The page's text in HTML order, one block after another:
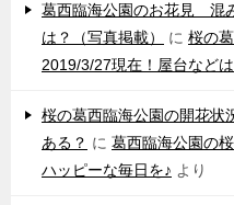
葛西臨海公園のお花見 混
は？（写真掲載）
に 桜の
2019/3/27現在！屋台など
桜の葛西臨海公園の開花状
ある？ に 葛西臨海公園の
ハッピーな毎日を♪ より